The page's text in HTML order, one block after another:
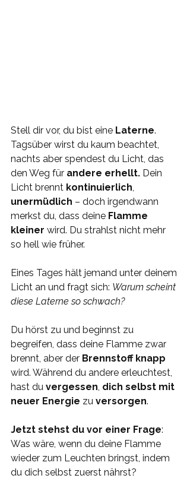
Stell dir vor, du bist eine Laterne.
Tagsüber wirst du kaum beachtet,
nachts aber spendest du Licht, das
den Weg für andere erhellt. Dein
Licht brennt kontinuierlich,
unermüdlich – doch irgendwann
merkst du, dass deine Flamme
kleiner wird. Du strahlst nicht mehr
so hell wie früher.
Eines Tages hält jemand unter deinem
Licht an und fragt sich: Warum scheint
diese Laterne so schwach?
Du hörst zu und beginnst zu
begreifen, dass deine Flamme zwar
brennt, aber der Brennstoff knapp
wird. Während du andere erleuchtest,
hast du vergessen, dich selbst mit
neuer Energie zu versorgen.
Jetzt stehst du vor einer Frage:
Was wäre, wenn du deine Flamme
wieder zum Leuchten bringst, indem
du dich selbst zuerst nährst?